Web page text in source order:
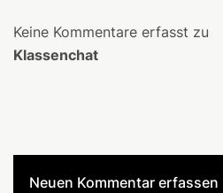
Keine Kommentare erfasst zu
Klassenchat
Neuen Kommentar erfassen